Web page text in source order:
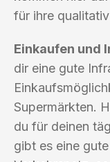
für ihre
Einkaufen und
dir eine gute
Supermärkten.
du für deinen
gibt es eine